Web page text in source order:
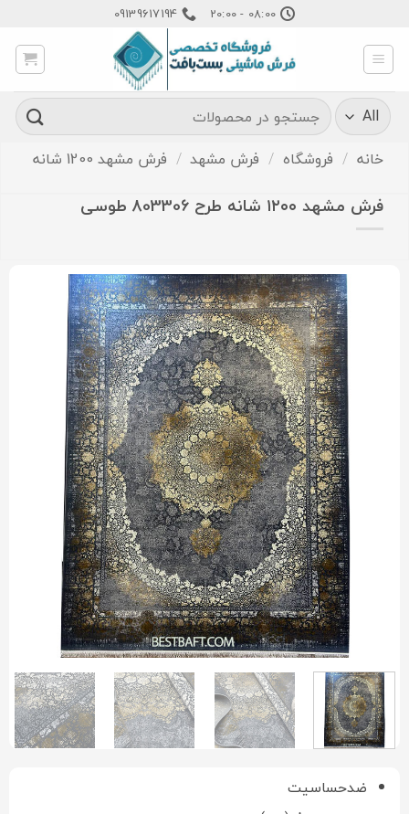
content
08:00 - 20:00
09139617194
جستجو
برای:
خانه / فروشگاه / فرش مشهد / فرش مشهد 1200 شانه
فرش مشهد ۱۲۰۰ شانه طرح 803306 طوسی
ضدحساسیت